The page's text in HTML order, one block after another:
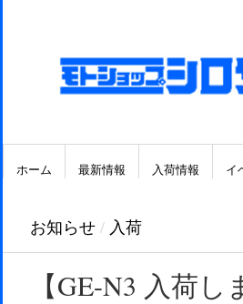
ホーム 最新情報 入荷情報 イ
お知らせ / 入荷
【GE-N3 入荷し